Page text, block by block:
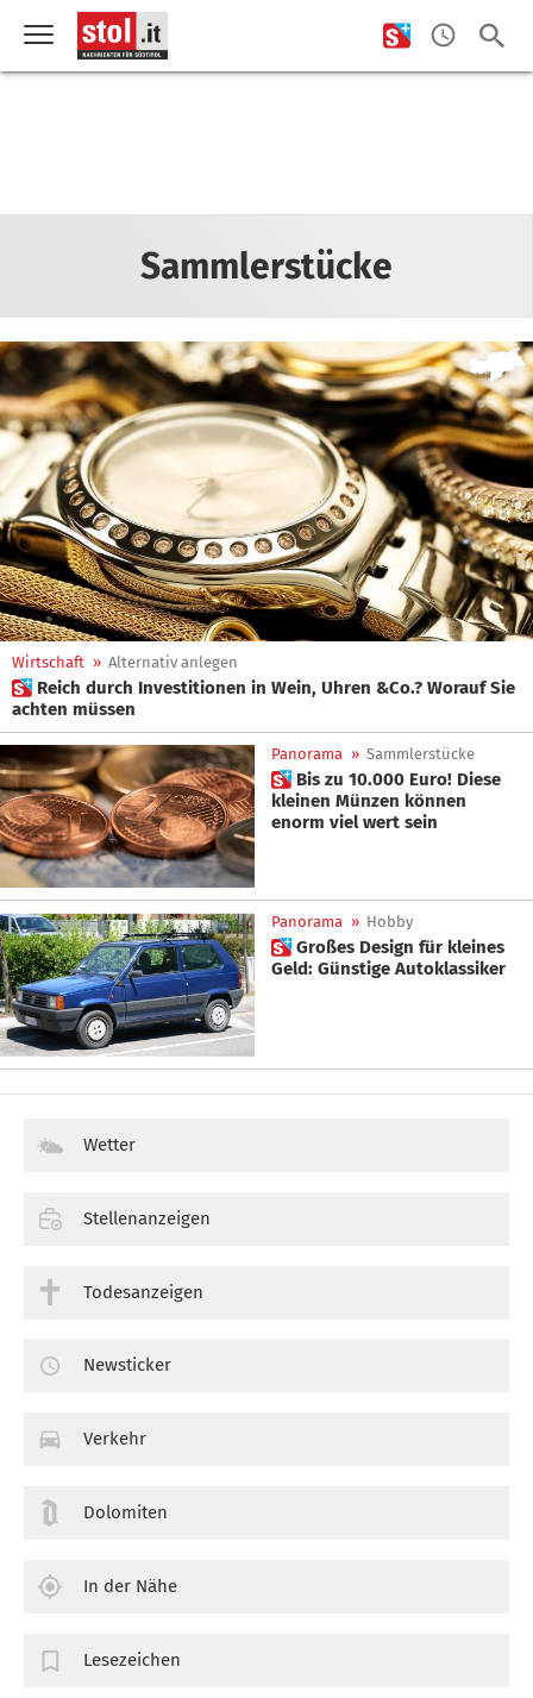
Sammlerstücke
Wirtschaft » Alternativ anlegen
 Reich durch Investitionen in Wein, Uhren &Co.? Worauf Sie
achten müssen
Panorama » Sammlerstücke
 Bis zu 10.000 Euro! Diese
kleinen Münzen können
enorm viel wert sein
Panorama » Hobby
 Großes Design für kleines
Geld: Günstige Autoklassiker
Wetter
Stellenanzeigen
Todesanzeigen
Newsticker
Verkehr
Dolomiten
In der Nähe
Lesezeichen